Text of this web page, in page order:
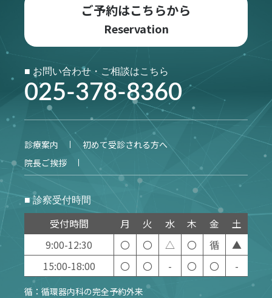
ご予約はこちらから
■ お問い合わせ・ご相談はこちら
025-378-8360
診療案内
初めて受診される方へ
院長ご挨拶
■ 診察受付時間
受付時間 月 火 水 木 金
土
9:00-12:30
〇 〇 △ 〇 循
▲
15:00-18:00
〇 〇 - 〇 〇 -
循：循環器内科の完全予約外来